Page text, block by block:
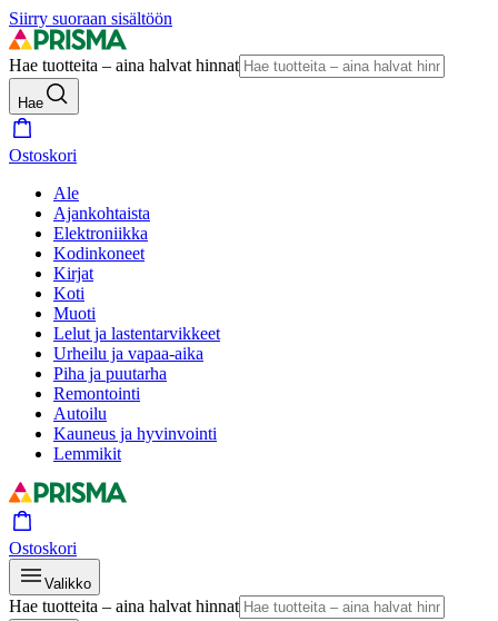
Siirry suoraan sisältöön
Hae tuotteita – aina halvat hinnat
Hae
Ostoskori
Ale
Ajankohtaista
Elektroniikka
Kodinkoneet
Kirjat
Koti
Muoti
Lelut ja lastentarvikkeet
Urheilu ja vapaa-aika
Piha ja puutarha
Remontointi
Autoilu
Kauneus ja hyvinvointi
Lemmikit
Ostoskori
Valikko
Hae tuotteita – aina halvat hinnat